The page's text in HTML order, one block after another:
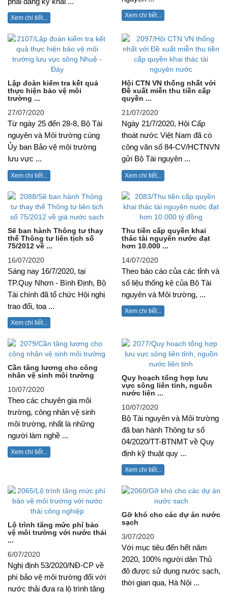
Xem chi tiết... Xem chi tiết...
Lập đoàn kiểm tra kết quả
thực hiện bảo vệ môi
trường ...
27/07/2020
Từ ngày 25 đến 28-8, Bộ Tài
nguyên và Môi trường cùng
Ủy ban Bảo vệ môi trường
lưu vực ...
Xem chi tiết...
Hội CTN VN thống nhất với
Đề xuất miễn thu tiền cấp
quyền ...
21/07/2020
Ngày 21/7/2020, Hội Cấp
thoát nước Việt Nam đã có
công văn số 84-CV/HCTNVN
gửi Bộ Tài nguyên ...
Xem chi tiết...
Sẽ ban hành Thông tư thay
thế Thông tư liên tịch số
75/2012 về ...
16/07/2020
Sáng nay 16/7/2020, tại
TP.Quy Nhơn - Bình Định, Bộ
Tài chính đã tổ chức Hội nghị
trao đổi, toạ ...
Xem chi tiết...
Thu tiền cấp quyền khai
thác tài nguyên nước đạt
hơn 10.000 ...
14/07/2020
Theo báo cáo của các tỉnh và
số liệu thống kê của Bộ Tài
nguyên và Môi trường, ...
Xem chi tiết...
Cần tăng lương cho công
nhân vệ sinh môi trường
10/07/2020
Theo các chuyên gia môi
trường, công nhân vệ sinh
môi trường, nhất là những
người làm nghề ...
Xem chi tiết...
Quy hoạch tổng hợp lưu
vực sông liên tỉnh, nguồn
nước liên ...
10/07/2020
Bộ Tài nguyên và Môi trường
đã ban hành Thông tư số
04/2020/TT-BTNMT về Quy
định kỹ thuật quy ...
Xem chi tiết...
Lộ trình tăng mức phí bảo
vệ môi trường với nước thải
...
6/07/2020
Nghị định 53/2020/NĐ-CP về
phí bảo vệ môi trường đối với
nước thải đưa ra lộ trình tăng
Gỡ khó cho các dự án nước
sạch
3/07/2020
Với mục tiêu đến hết năm
2020, 100% người dân Thủ
đô được sử dụng nước sạch,
thời gian qua, Hà Nội ...